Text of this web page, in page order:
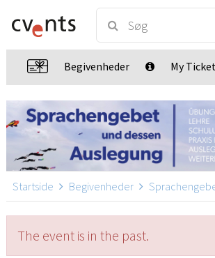
Begivenheder My
Startside Begivenheder Sprachengebet
The event is in the past.